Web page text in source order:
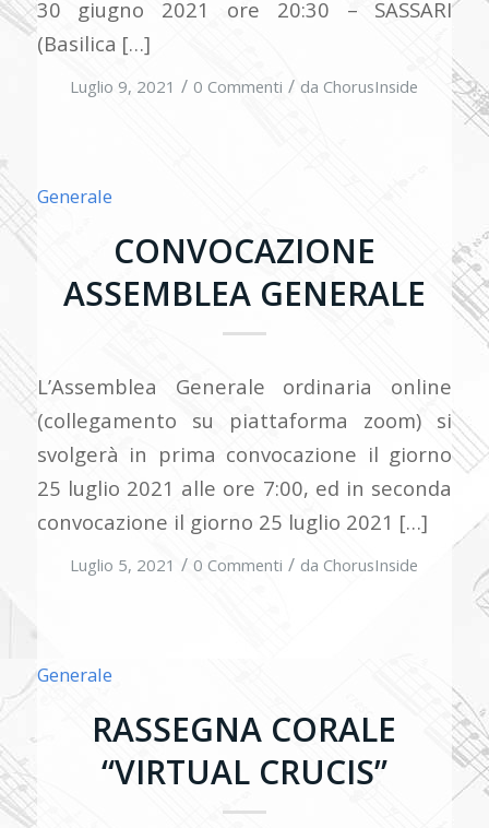
30 giugno 2021 ore 20:30 – SASSARI
(Basilica […]
Luglio 9, 2021 / 0 Commenti / da ChorusInside
Generale
CONVOCAZIONE
ASSEMBLEA GENERALE
L’Assemblea Generale ordinaria online
(collegamento su piattaforma zoom) si
svolgerà in prima convocazione il giorno
25 luglio 2021 alle ore 7:00, ed in seconda
convocazione il giorno 25 luglio 2021 […]
Luglio 5, 2021 / 0 Commenti / da ChorusInside
Generale
RASSEGNA CORALE
“VIRTUAL CRUCIS”